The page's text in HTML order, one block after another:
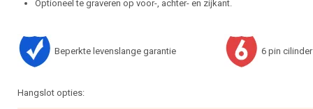
Optioneel te graveren op voor-, achter- en zijkant.
Beperkte levenslange garantie 6 pin
Hangslot opties: